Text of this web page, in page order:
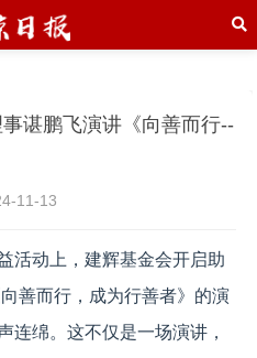
谌鹏飞演讲《向善而行--
11-13
活动上，建辉基金会开启助
善而行，成为行善者》的演
连绵。这不仅是一场演讲，